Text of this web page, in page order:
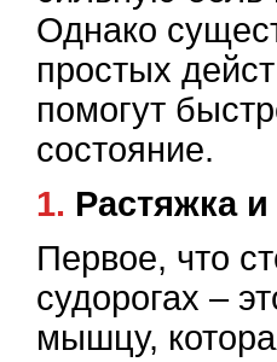
Однако
простых
помогут
состояние.
1. Растяжка
Первое, что
судорогах –
мышцу,